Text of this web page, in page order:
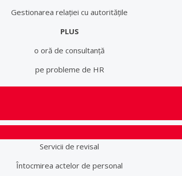
Gestionarea relației cu autoritățile
PLUS
o oră de consultanță
pe probleme de HR
Servicii de revisal
Întocmirea actelor de personal